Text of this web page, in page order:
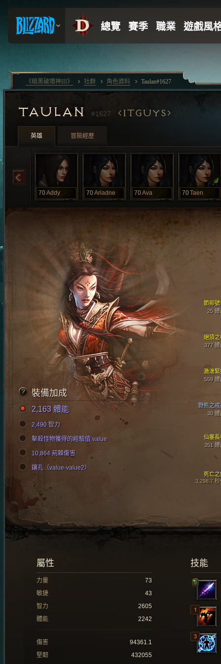
TAULAN #1627 ITGUYS
英雄 冒險經歷
70Addy 70Ariadne 70Ava 70Taen
絕頂之
377 體
激湍緊
559 體
節抑號
25 體
仙塞長
351 體
死亡之
3,298.7 秒
野熊之戒
30 體
裝備加成
2,163 體能
2,490 智力
擊殺怪物獲得的經驗值 value
10,864 荊棘傷害
鑲孔（value-value2）
技能
屬性
力量
73
敏捷
43
智力
2605
體能
2242
傷害
94361.1
堅韌
432055
《暗黑破壞神III》 社群 角色資料 Taulan#1627